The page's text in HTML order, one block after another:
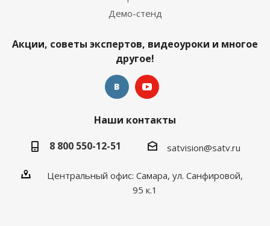
Демо-стенд
Акции, советы экспертов, видеоуроки и многое
другое!
Наши контакты
8 800 550-12-51
satvision@satv.ru
Центральный офис: Самара, ул. Санфировой,
95 к.1